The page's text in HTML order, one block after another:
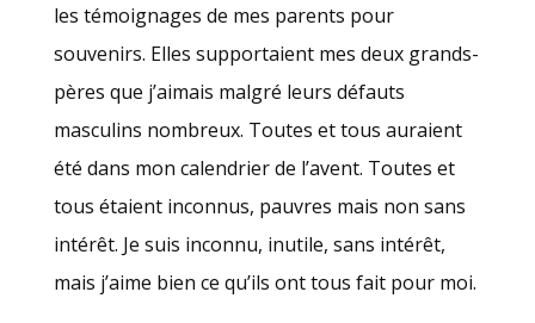
les témoignages de mes parents pour
souvenirs. Elles supportaient mes deux grands-
pères que j’aimais malgré leurs défauts
masculins nombreux. Toutes et tous auraient
été dans mon calendrier de l’avent. Toutes et
tous étaient inconnus, pauvres mais non sans
intérêt. Je suis inconnu, inutile, sans intérêt,
mais j’aime bien ce qu’ils ont tous fait pour moi.